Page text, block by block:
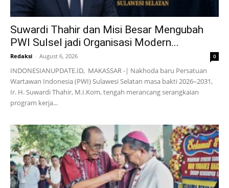
Suwardi Thahir dan Misi Besar Mengubah
PWI Sulsel jadi Organisasi Modern...
Redaksi - August 6, 2026 0
INDONESIANUPDATE.ID, MAKASSAR -| Nakhoda baru Persatuan
Wartawan Indonesia (PWI) Sulawesi Selatan masa bakti 2026–2031,
Ir. H. Suwardi Thahir, M.I.Kom, tengah merancang serangkaian
program kerja...